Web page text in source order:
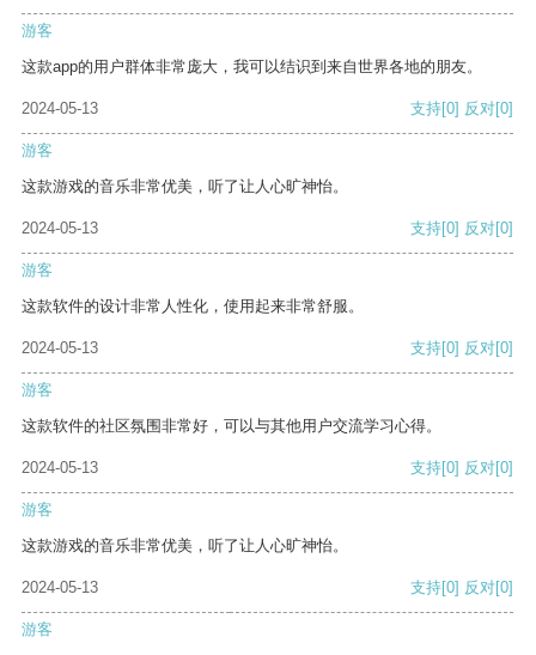
游客
这款app的用户群体非常庞大，我可以结识到来自世界各地的朋友。
2024-05-13 支持[0] 反对[0]
游客
这款游戏的音乐非常优美，听了让人心旷神怡。
2024-05-13 支持[0] 反对[0]
游客
这款软件的设计非常人性化，使用起来非常舒服。
2024-05-13 支持[0] 反对[0]
游客
这款软件的社区氛围非常好，可以与其他用户交流学习心得。
2024-05-13 支持[0] 反对[0]
游客
这款游戏的音乐非常优美，听了让人心旷神怡。
2024-05-13 支持[0] 反对[0]
游客